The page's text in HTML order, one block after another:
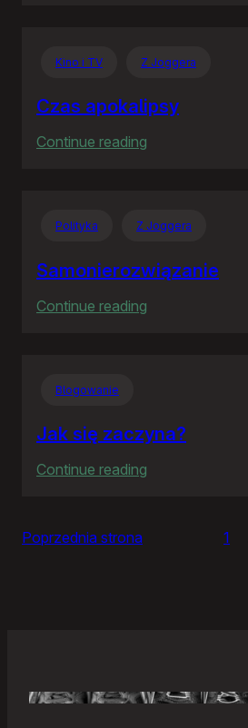
nudzi…
Kino i TV Z Joggera
Czas apokalipsy
Continue reading
Polityka Z Joggera
Samonierozwiązanie
Continue reading
Blogowanie
Jak się zaczyna?
Continue reading
Poprzednia strona 1